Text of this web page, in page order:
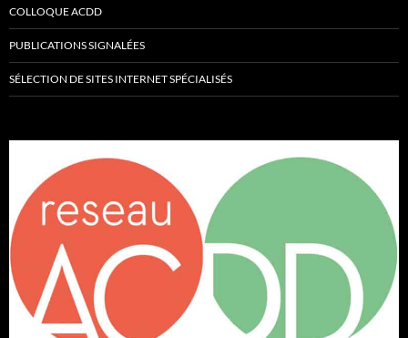
COLLOQUE ACDD
PUBLICATIONS SIGNALÉES
SÉLECTION DE SITES INTERNET SPÉCIALISÉS